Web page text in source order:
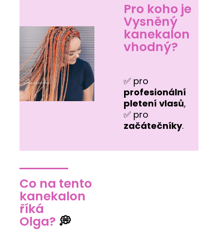
Pro koho je
Vysněný
kanekalon
vhodný?
✅ pro
profesionální
pletení vlasů,
✅ pro
začátečníky.
Co na tento
kanekalon
říká
Olga? 💭